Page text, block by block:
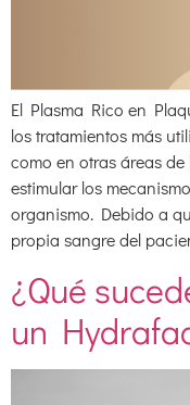
El Plasma Rico en
los tratamientos más
como en otras áreas
estimular los
organismo. Debido a
propia sangre del
¿Qué
un